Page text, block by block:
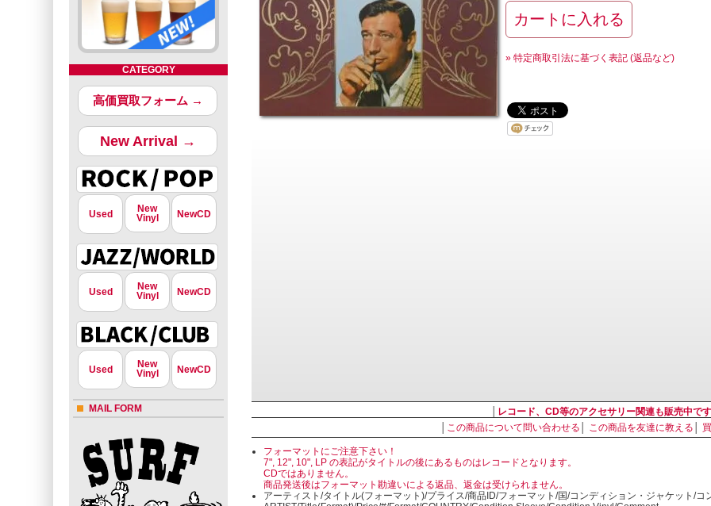
CATEGORY
高価買取フォーム →
New Arrival →
Used
New
Vinyl
NewCD
Used
New
Vinyl
NewCD
Used
New
Vinyl
NewCD
MAIL FORM
» 特定商取引法に基づく表記 (返品など)
レコード、CD等のアクセサリー関連も販売中です
この商品について問い合わせる この商品を友達に教える
フォーマットにご注意下さい！
7", 12", 10", LP の表記がタイトルの後にあるものはレコードとなります。
CDではありません。
商品発送後はフォーマット勘違いによる返品、返金は受けられません。
アーティスト/タイトル(フォーマット)/プライス/商品ID/フォーマット/国/コンディション・ジャケット/コ